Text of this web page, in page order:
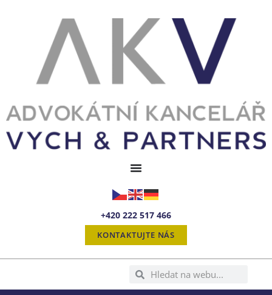
+420 222 517 466
KONTAKTUJTE NÁS